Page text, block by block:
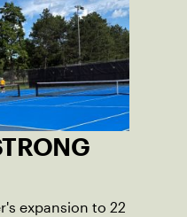
expansion to 22